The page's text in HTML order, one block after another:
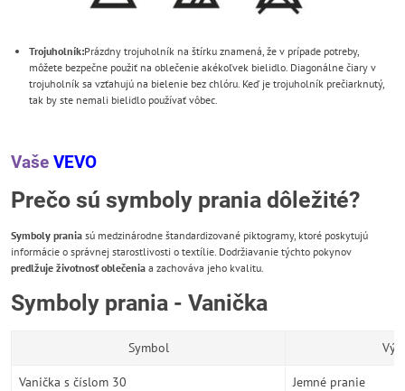
Trojuholník:Prázdny trojuholník na štírku znamená, že v prípade potreby,
môžete bezpečne použiť na oblečenie akékoľvek bielidlo. Diagonálne čiary v
trojuholník sa vzťahujú na bielenie bez chlóru. Keď je trojuholník prečiarknutý,
tak by ste nemali bielidlo používať vôbec.
Vaše VEVO
Prečo sú symboly prania dôležité?
Symboly prania sú medzinárodne štandardizované piktogramy, ktoré poskytujú
informácie o správnej starostlivosti o textílie. Dodržiavanie týchto pokynov
predlžuje životnosť oblečenia a zachováva jeho kvalitu.
Symboly prania - Vanička
Symbol
Vanička s číslom 30 Jemné pranie